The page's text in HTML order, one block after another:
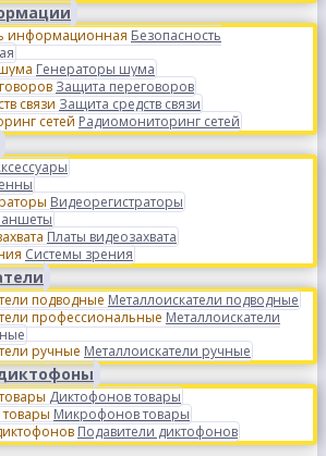
Безопасность
Генераторы шума
Защита переговоров
Защита средств связи
Радиомониторинг сетей
Видеорегистраторы
Платы видеозахвата
Системы зрения
Металлоискатели подводные
Металлоискатели
Металлоискатели ручные
Диктофонов товары
Микрофонов товары
Подавители диктофонов